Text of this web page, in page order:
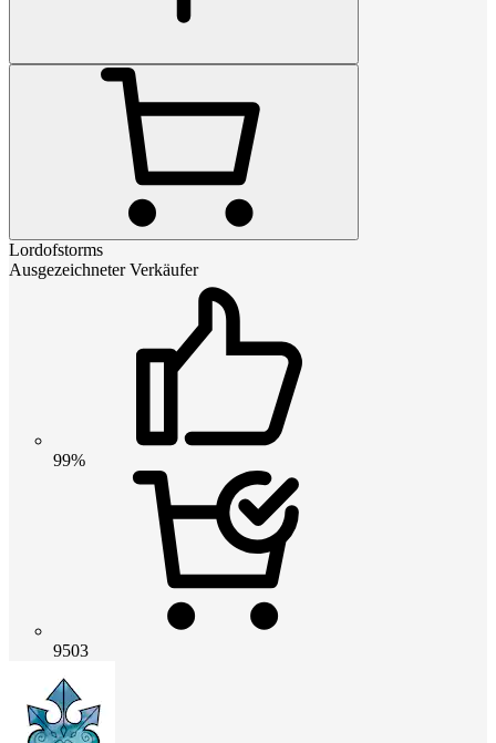
Lordofstorms
Ausgezeichneter Verkäufer
99%
9503